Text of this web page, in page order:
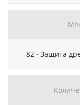
82 - Защита